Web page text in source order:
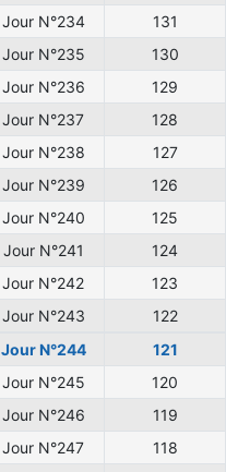
Jour N°234
131
Jour N°235
130
Jour N°236
129
Jour N°237
128
Jour N°238
127
Jour N°239
126
Jour N°240
125
Jour N°241
124
Jour N°242
123
Jour N°243
122
Jour N°244
121
Jour N°245
120
Jour N°246
119
Jour N°247
118